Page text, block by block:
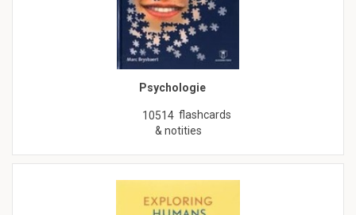
Psychologie
10514 flashcards
& notities